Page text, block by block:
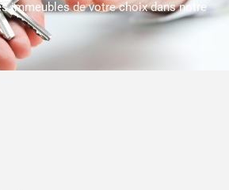
immeubles de votre choix dans notre